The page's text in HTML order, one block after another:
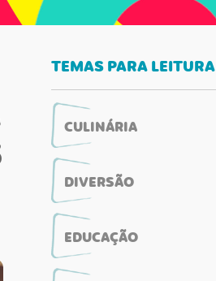
TEMAS PARA LEITURA
CULINÁRIA
DIVERSÃO
EDUCAÇÃO